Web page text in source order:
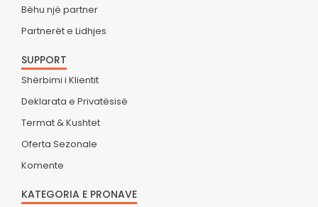
Bëhu një partner
Partnerët e Lidhjes
SUPPORT
Shërbimi i Klientit
Deklarata e Privatësisë
Termat & Kushtet
Oferta Sezonale
Komente
KATEGORIA E PRONAVE